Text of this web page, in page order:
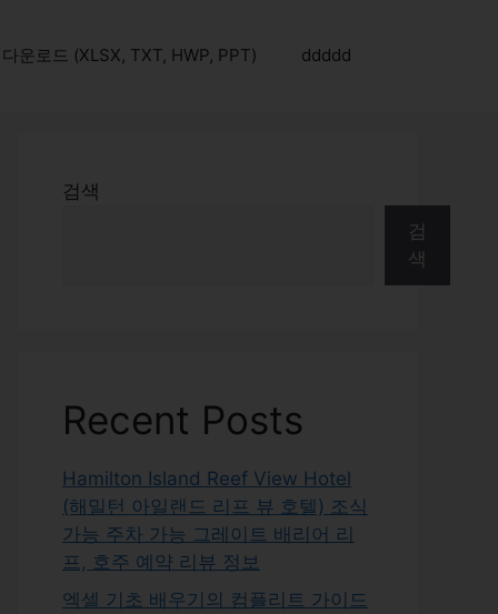
운로드 (XLSX, TXT, HWP, PPT) ddddd
검색
검
색
Recent Posts
Hamilton Island Reef View Hotel
(해밀턴 아일랜드 리프 뷰 호텔) 조식
가능 주차 가능 그레이트 배리어 리
프, 호주 예약 리뷰 정보
엑셀 기초 배우기의 컴플리트 가이드